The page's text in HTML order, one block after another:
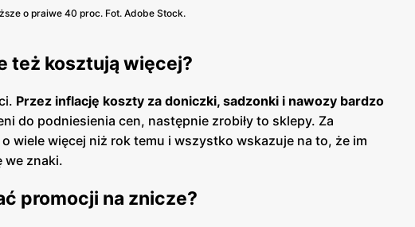
o praiwe 40 proc. Fot. Adobe Stock.
też kosztują więcej?
Przez inflację koszty za doniczki, sadzonki i nawozy bardzo
do podniesienia cen, następnie zrobiły to sklepy. Za
wiele więcej niż rok temu i wszystko wskazuje na to, że im
we znaki.
promocji na znicze?